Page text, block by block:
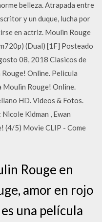
belleza. Atrapada entre
y un duque, lucha por
en actriz. Moulin Rouge
(Dual) [1F] Posteado
08, 2018 Clasicos de
Online. Pelicula
Moulin Rouge! Online.
HD. Videos & Fotos.
Kidman , Ewan
(4/5) Movie CLIP - Come
Rouge en
amor en rojo
una película